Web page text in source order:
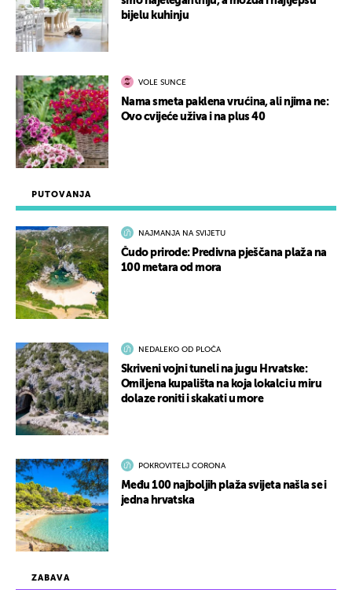
ZABAVA
PUTOVANJA
NAJMANJA NA SVIJETU
Čudo prirode: Predivna pješčana plaža na
100 metara od mora
NEDALEKO OD PLOČA
Skriveni vojni tuneli na jugu Hrvatske:
Omiljena kupališta na koja lokalci u miru
dolaze roniti i skakati u more
POKROVITELJ CORONA
Među 100 najboljih plaža svijeta našla se i
jedna hrvatska
bijelu kuhinju
VOLE SUNCE
Nama smeta paklena vrućina, ali njima ne:
Ovo cvijeće uživa i na plus 40